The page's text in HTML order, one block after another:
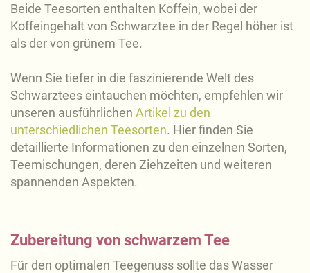
Beide Teesorten enthalten Koffein, wobei der
Koffeingehalt von Schwarztee in der Regel höher ist
als der von grünem Tee.
Wenn Sie tiefer in die faszinierende Welt des
Schwarztees eintauchen möchten, empfehlen wir
unseren ausführlichen Artikel zu den
unterschiedlichen Teesorten. Hier finden Sie
detaillierte Informationen zu den einzelnen Sorten,
Teemischungen, deren Ziehzeiten und weiteren
spannenden Aspekten.
Zubereitung von schwarzem Tee
Für den optimalen Teegenuss sollte das Wasser